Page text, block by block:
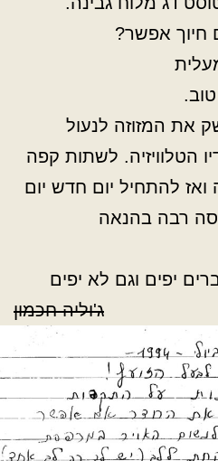
את המזוזה לנעול
הטלוויזיה. לשתות קפה
להתחיל יום חדש יום
רבה בהנאה
יפים וגם לא יפים
ג'וליה חכמון